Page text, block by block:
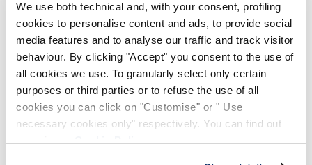
We use both technical and, with your consent, profiling
cookies to personalise content and ads, to provide social
media features and to analyse our traffic and track visitor
behaviour. By clicking "Accept" you consent to the use of
all cookies we use. To granularly select only certain
purposes or third parties or to refuse the use of all
cookies you can click on "Customise" or " Use
necessary cookies only" respectively. You can find out